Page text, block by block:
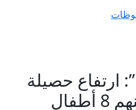
ارتفاع حصيلة